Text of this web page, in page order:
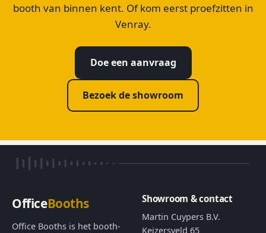
booth van binnen kent. Of kom eerst proefzitten in
Venray.
Doe een aanvraag
Bezoek de showroom
OfficeBooths
Office Booths is het booth-
Showroom & contact
Martin Cuypers B.V.
Keizersveld 65